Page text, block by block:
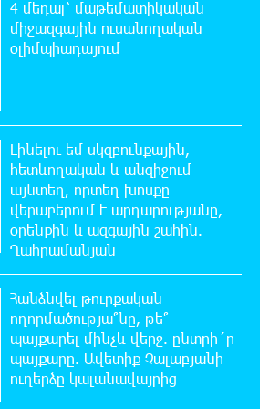
5-08-2026
էջով քաղաքացիներին առաջարկվում
խաղարկության․ զգուշացում
Լիբանանում պայթյունի
զոհվել է առնվազն երկու
5-08-2026
են «Jeep»-ն ու «Ford»-ը. կա 4
5-08-2026
հրդեհ՝ Գավառի Արծվաքար
փայտի արտադրամասում.
վերածվել է մոխրի
4 մեդալ՝ մաթեմատիկական
միջազգային ուսանողական
օլիմպիադայում
Լինելու եմ սկզբունքային,
հետևողական և անզիջում
այնտեղ, որտեղ խոսքը
վերաբերում է արդարությանը,
օրենքին և ազգային շահին.
Ղահրամանյան
Հանձնվել թուրքական
ողորմածությա՞նը, թե՞
պայքարել մինչև վերջ. ընտրի´ր
պայքարը. Ավետիք Չալաբյանի
ուղերձը կալանավայրից